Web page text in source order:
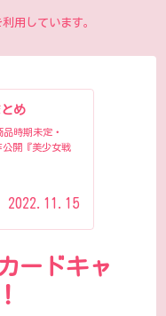
用しています。
め
時期未定・
公開『美少女戦
2022.11.15
ードキャ